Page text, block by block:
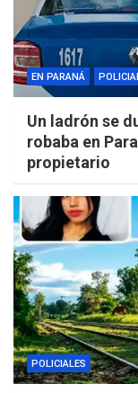
EN PARANÁ
Un ladrón se
robaba en
propietario
POLICIALES